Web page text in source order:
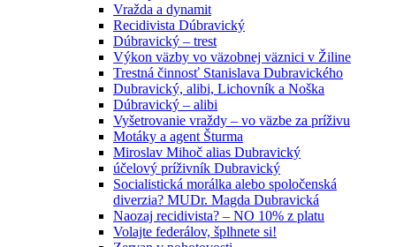
Vražda a dynamit
Recidivista Dúbravický
Dúbravický – trest
Výkon väzby vo väzobnej väznici v Žiline
Trestná činnosť Stanislava Dubravického
Dubravický, alibi, Lichovník a Noška
Dúbravický – alibi
Vyšetrovanie vraždy – vo väzbe za príživu
Motáky a agent Šturma
Miroslav Mihoč alias Dubravický
účelový príživník Dubravický
Socialistická morálka alebo spoločenská
diverzia? MUDr. Magda Dubravická
Naozaj recidivista? – NO 10% z platu
Volajte federálov, šplhnete si!